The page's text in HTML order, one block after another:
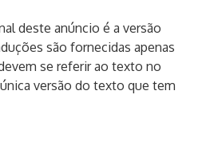
deste anúncio é a versão
são fornecidas apenas
se referir ao texto no
versão do texto que tem